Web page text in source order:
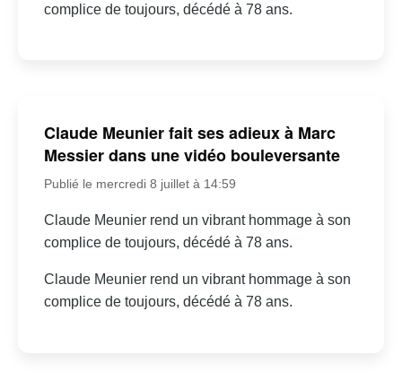
complice de toujours, décédé à 78 ans.
Claude Meunier fait ses adieux à Marc
Messier dans une vidéo bouleversante
Publié le mercredi 8 juillet à 14:59
Claude Meunier rend un vibrant hommage à son
complice de toujours, décédé à 78 ans.
Claude Meunier rend un vibrant hommage à son
complice de toujours, décédé à 78 ans.